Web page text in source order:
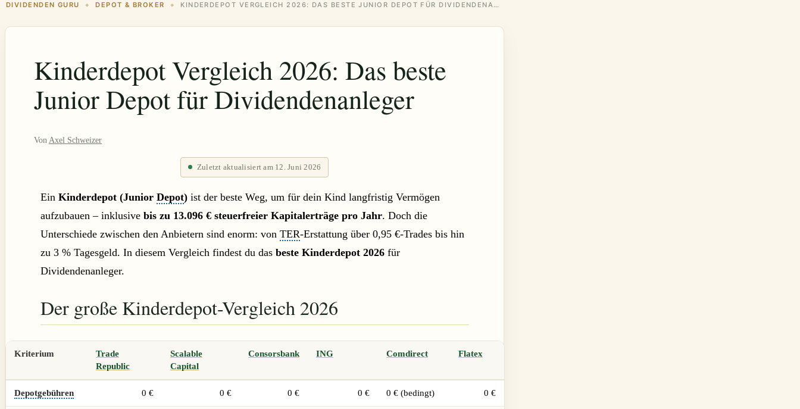
DIVIDENDEN GURU ◆ DEPOT & BROKER ◆ KINDERDEPOT VERGLEICH 2026: DAS BESTE JUNIOR DEPOT FÜR DIVIDENDENANLEGER
Kinderdepot Vergleich 2026: Das beste
Junior Depot für Dividendenanleger
Von Axel Schweizer
Zuletzt aktualisiert am 12. Juni 2026
Ein Kinderdepot (Junior Depot)ist der beste Weg, um für dein Kind langfristig Vermögen
aufzubauen – inklusive bis zu 13.096 € steuerfreier Kapitalerträge pro Jahr. Doch die
Unterschiede zwischen den Anbietern sind enorm: von TER-Erstattung über 0,95 €-Trades bis hin
zu 3 % Tagesgeld. In diesem Vergleich findest du das beste Kinderdepot 2026für
Dividendenanleger.
Der große Kinderdepot-Vergleich 2026
Kriterium
Trade
Republic
Scalable
Capital
Consorsbank ING Comdirect Flatex
Depotgebühren 0 € 0 € 0 € 0 € 0 € (bedingt) 0 €